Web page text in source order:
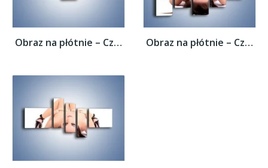
Obraz na płótnie – Czarne szpilki i ciemne... Obraz na płótnie – Czarne szpilki i ciemne...